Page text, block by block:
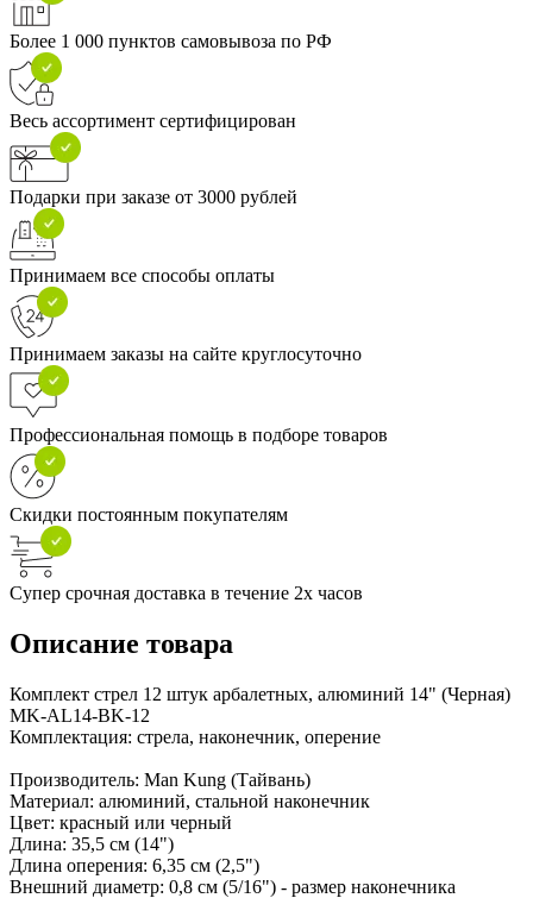
Более 1 000 пунктов самовывоза по РФ
Весь ассортимент сертифицирован
Подарки при заказе от 3000 рублей
Принимаем все способы оплаты
Принимаем заказы на сайте круглосуточно
Профессиональная помощь в подборе товаров
Скидки постоянным покупателям
Супер срочная доставка в течение 2х часов
Описание товара
Комплект стрел 12 штук арбалетных, алюминий 14" (Черная)
MK-AL14-BK-12
Комплектация: стрела, наконечник, оперение
Производитель: Man Kung (Тайвань)
Материал: алюминий, стальной наконечник
Цвет: красный или черный
Длина: 35,5 см (14")
Длина оперения: 6,35 см (2,5")
Внешний диаметр: 0,8 см (5/16") - размер наконечника